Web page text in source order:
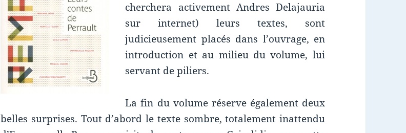
cherchera activement Andres Delajauria
sur internet) leurs textes, sont
judicieusement placés dans l’ouvrage, en
introduction et au milieu du volume, lui
servant de piliers.
La fin du volume réserve également deux
belles surprises. Tout d’abord le texte sombre, totalement inattendu